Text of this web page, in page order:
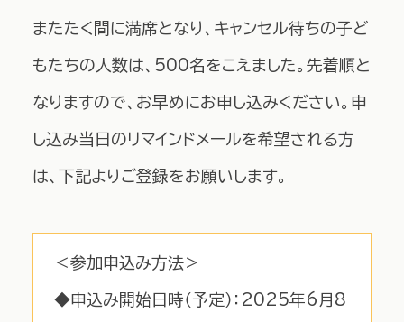
またたく間に満席となり、キャンセル待ちの子ど
もたちの人数は、500名をこえました。先着順と
なりますので、お早めにお申し込みください。申
し込み当日のリマインドメールを希望される方
は、下記よりご登録をお願いします。
＜参加申込み方法＞
◆申込み開始日時（予定）：2025年6月8